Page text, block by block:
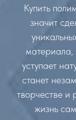
Купить
значит
материала,
уступает
станет
творчестве и
жизнь